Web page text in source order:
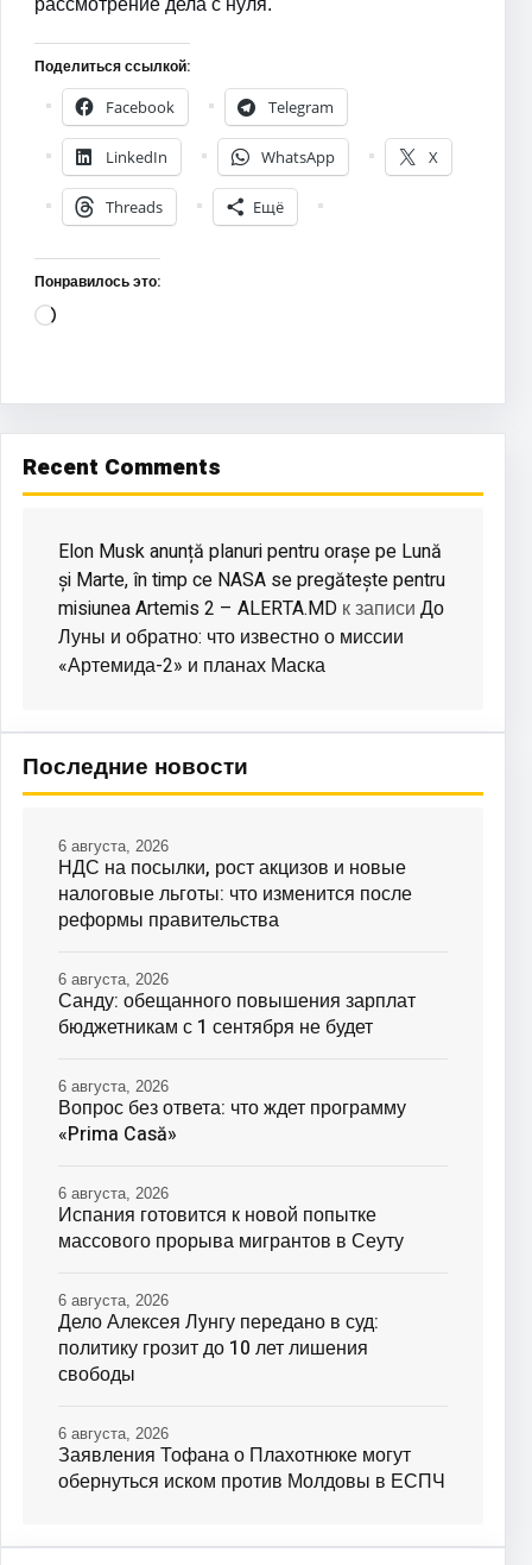
Поделиться ссылкой:
Facebook
Telegram
LinkedIn WhatsApp X
Threads Ещё
Понравилось это:
Загрузка…
Recent Comments
Elon Musk anunță planuri pentru orașe pe Lună
și Marte, în timp ce NASA se pregătește pentru
misiunea Artemis 2 – ALERTA.MD к записи До
Луны и обратно: что известно о миссии
«Артемида-2» и планах Маска
Последние новости
НДС на посылки, рост акцизов и новые
налоговые льготы: что изменится после
реформы правительства
6 августа, 2026
Санду: обещанного повышения зарплат
бюджетникам с 1 сентября не будет
6 августа, 2026
Вопрос без ответа: что ждет программу
«Prima Casă»
6 августа, 2026
Испания готовится к новой попытке
массового прорыва мигрантов в Сеуту
6 августа, 2026
Дело Алексея Лунгу передано в суд:
политику грозит до 10 лет лишения
свободы
6 августа, 2026
Заявления Тофана о Плахотнюке могут
обернуться иском против Молдовы в ЕСПЧ
6 августа, 2026